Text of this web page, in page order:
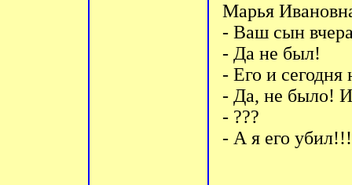
Марья
- Ваш сын
- Да не был!
- Его и сегодня
- Да, не было! И
- ???
- А я его убил!!!